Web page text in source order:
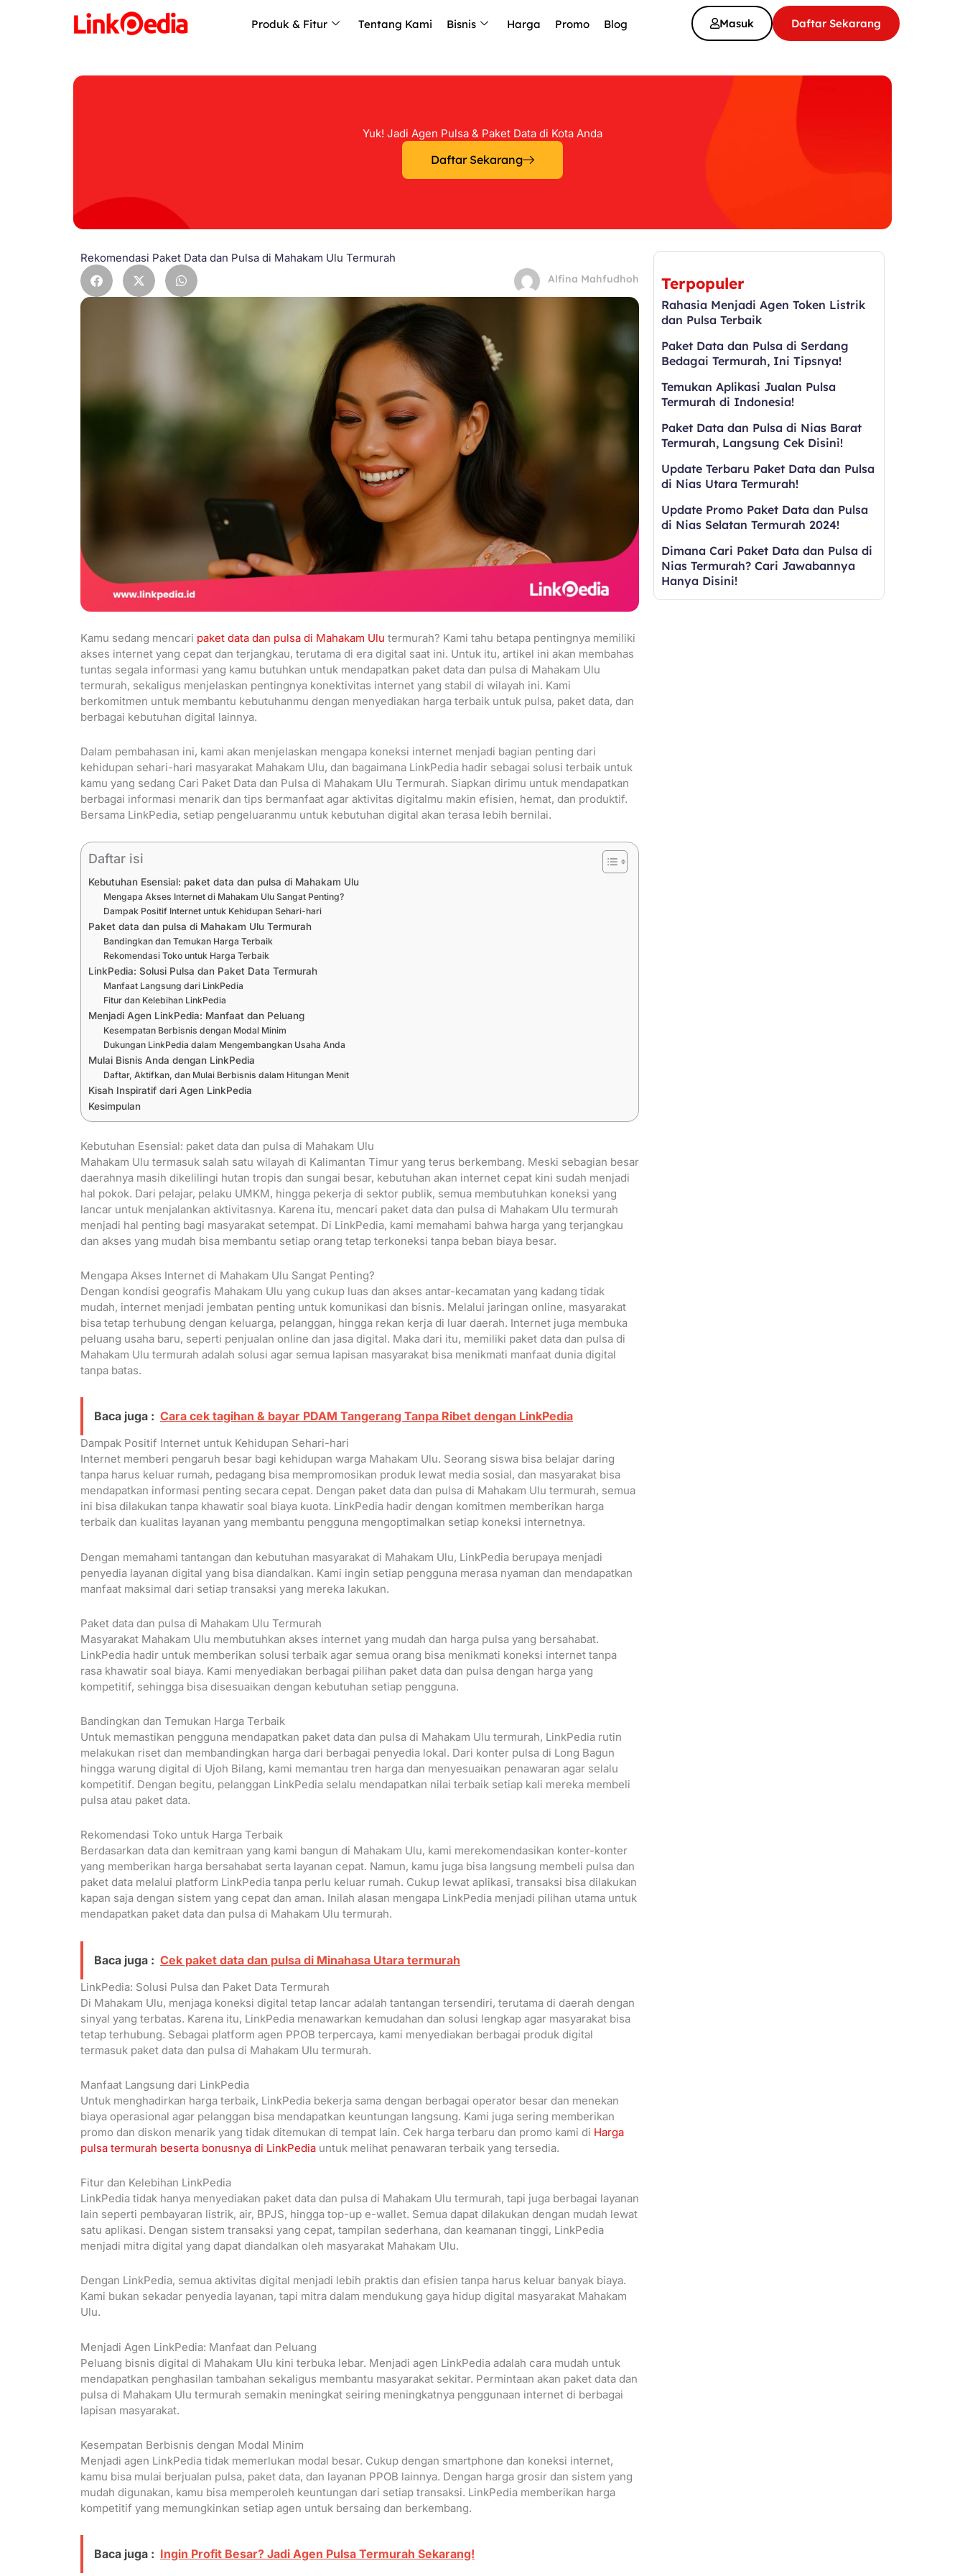
Daftar Sekarang
Masuk
Produk & Fitur Tentang Kami Bisnis Harga Promo Blog
Yuk! Jadi Agen Pulsa & Paket Data di Kota Anda
Daftar Sekarang
Rekomendasi Paket Data dan Pulsa di Mahakam Ulu Termurah
Alfina Mahfudhoh
Kamu sedang mencari paket data dan pulsa di Mahakam Ulu termurah? Kami tahu betapa pentingnya memiliki
akses internet yang cepat dan terjangkau, terutama di era digital saat ini. Untuk itu, artikel ini akan membahas
tuntas segala informasi yang kamu butuhkan untuk mendapatkan paket data dan pulsa di Mahakam Ulu
termurah, sekaligus menjelaskan pentingnya konektivitas internet yang stabil di wilayah ini. Kami
berkomitmen untuk membantu kebutuhanmu dengan menyediakan harga terbaik untuk pulsa, paket data, dan
berbagai kebutuhan digital lainnya.
Dalam pembahasan ini, kami akan menjelaskan mengapa koneksi internet menjadi bagian penting dari
kehidupan sehari-hari masyarakat Mahakam Ulu, dan bagaimana LinkPedia hadir sebagai solusi terbaik untuk
kamu yang sedang Cari Paket Data dan Pulsa di Mahakam Ulu Termurah. Siapkan dirimu untuk mendapatkan
berbagai informasi menarik dan tips bermanfaat agar aktivitas digitalmu makin efisien, hemat, dan produktif.
Bersama LinkPedia, setiap pengeluaranmu untuk kebutuhan digital akan terasa lebih bernilai.
Daftar isi
Kebutuhan Esensial: paket data dan pulsa di Mahakam Ulu
Mengapa Akses Internet di Mahakam Ulu Sangat Penting?
Dampak Positif Internet untuk Kehidupan Sehari-hari
Paket data dan pulsa di Mahakam Ulu Termurah
Bandingkan dan Temukan Harga Terbaik
Rekomendasi Toko untuk Harga Terbaik
LinkPedia: Solusi Pulsa dan Paket Data Termurah
Manfaat Langsung dari LinkPedia
Fitur dan Kelebihan LinkPedia
Menjadi Agen LinkPedia: Manfaat dan Peluang
Kesempatan Berbisnis dengan Modal Minim
Dukungan LinkPedia dalam Mengembangkan Usaha Anda
Mulai Bisnis Anda dengan LinkPedia
Daftar, Aktifkan, dan Mulai Berbisnis dalam Hitungan Menit
Kisah Inspiratif dari Agen LinkPedia
Kesimpulan
Kebutuhan Esensial: paket data dan pulsa di Mahakam Ulu
Mahakam Ulu termasuk salah satu wilayah di Kalimantan Timur yang terus berkembang. Meski sebagian besar
daerahnya masih dikelilingi hutan tropis dan sungai besar, kebutuhan akan internet cepat kini sudah menjadi
hal pokok. Dari pelajar, pelaku UMKM, hingga pekerja di sektor publik, semua membutuhkan koneksi yang
lancar untuk menjalankan aktivitasnya. Karena itu, mencari paket data dan pulsa di Mahakam Ulu termurah
menjadi hal penting bagi masyarakat setempat. Di LinkPedia, kami memahami bahwa harga yang terjangkau
dan akses yang mudah bisa membantu setiap orang tetap terkoneksi tanpa beban biaya besar.
Mengapa Akses Internet di Mahakam Ulu Sangat Penting?
Dengan kondisi geografis Mahakam Ulu yang cukup luas dan akses antar-kecamatan yang kadang tidak
mudah, internet menjadi jembatan penting untuk komunikasi dan bisnis. Melalui jaringan online, masyarakat
bisa tetap terhubung dengan keluarga, pelanggan, hingga rekan kerja di luar daerah. Internet juga membuka
peluang usaha baru, seperti penjualan online dan jasa digital. Maka dari itu, memiliki paket data dan pulsa di
Mahakam Ulu termurah adalah solusi agar semua lapisan masyarakat bisa menikmati manfaat dunia digital
tanpa batas.
Baca juga : Cara cek tagihan & bayar PDAM Tangerang Tanpa Ribet dengan LinkPedia
Dampak Positif Internet untuk Kehidupan Sehari-hari
Internet memberi pengaruh besar bagi kehidupan warga Mahakam Ulu. Seorang siswa bisa belajar daring
tanpa harus keluar rumah, pedagang bisa mempromosikan produk lewat media sosial, dan masyarakat bisa
mendapatkan informasi penting secara cepat. Dengan paket data dan pulsa di Mahakam Ulu termurah, semua
ini bisa dilakukan tanpa khawatir soal biaya kuota. LinkPedia hadir dengan komitmen memberikan harga
terbaik dan kualitas layanan yang membantu pengguna mengoptimalkan setiap koneksi internetnya.
Dengan memahami tantangan dan kebutuhan masyarakat di Mahakam Ulu, LinkPedia berupaya menjadi
penyedia layanan digital yang bisa diandalkan. Kami ingin setiap pengguna merasa nyaman dan mendapatkan
manfaat maksimal dari setiap transaksi yang mereka lakukan.
Paket data dan pulsa di Mahakam Ulu Termurah
Masyarakat Mahakam Ulu membutuhkan akses internet yang mudah dan harga pulsa yang bersahabat.
LinkPedia hadir untuk memberikan solusi terbaik agar semua orang bisa menikmati koneksi internet tanpa
rasa khawatir soal biaya. Kami menyediakan berbagai pilihan paket data dan pulsa dengan harga yang
kompetitif, sehingga bisa disesuaikan dengan kebutuhan setiap pengguna.
Bandingkan dan Temukan Harga Terbaik
Untuk memastikan pengguna mendapatkan paket data dan pulsa di Mahakam Ulu termurah, LinkPedia rutin
melakukan riset dan membandingkan harga dari berbagai penyedia lokal. Dari konter pulsa di Long Bagun
hingga warung digital di Ujoh Bilang, kami memantau tren harga dan menyesuaikan penawaran agar selalu
kompetitif. Dengan begitu, pelanggan LinkPedia selalu mendapatkan nilai terbaik setiap kali mereka membeli
pulsa atau paket data.
Rekomendasi Toko untuk Harga Terbaik
Berdasarkan data dan kemitraan yang kami bangun di Mahakam Ulu, kami merekomendasikan konter-konter
yang memberikan harga bersahabat serta layanan cepat. Namun, kamu juga bisa langsung membeli pulsa dan
paket data melalui platform LinkPedia tanpa perlu keluar rumah. Cukup lewat aplikasi, transaksi bisa dilakukan
kapan saja dengan sistem yang cepat dan aman. Inilah alasan mengapa LinkPedia menjadi pilihan utama untuk
mendapatkan paket data dan pulsa di Mahakam Ulu termurah.
Baca juga : Cek paket data dan pulsa di Minahasa Utara termurah
LinkPedia: Solusi Pulsa dan Paket Data Termurah
Di Mahakam Ulu, menjaga koneksi digital tetap lancar adalah tantangan tersendiri, terutama di daerah dengan
sinyal yang terbatas. Karena itu, LinkPedia menawarkan kemudahan dan solusi lengkap agar masyarakat bisa
tetap terhubung. Sebagai platform agen PPOB terpercaya, kami menyediakan berbagai produk digital
termasuk paket data dan pulsa di Mahakam Ulu termurah.
Manfaat Langsung dari LinkPedia
Untuk menghadirkan harga terbaik, LinkPedia bekerja sama dengan berbagai operator besar dan menekan
biaya operasional agar pelanggan bisa mendapatkan keuntungan langsung. Kami juga sering memberikan
promo dan diskon menarik yang tidak ditemukan di tempat lain. Cek harga terbaru dan promo kami di Harga
pulsa termurah beserta bonusnya di LinkPedia untuk melihat penawaran terbaik yang tersedia.
Fitur dan Kelebihan LinkPedia
LinkPedia tidak hanya menyediakan paket data dan pulsa di Mahakam Ulu termurah, tapi juga berbagai layanan
lain seperti pembayaran listrik, air, BPJS, hingga top-up e-wallet. Semua dapat dilakukan dengan mudah lewat
satu aplikasi. Dengan sistem transaksi yang cepat, tampilan sederhana, dan keamanan tinggi, LinkPedia
menjadi mitra digital yang dapat diandalkan oleh masyarakat Mahakam Ulu.
Dengan LinkPedia, semua aktivitas digital menjadi lebih praktis dan efisien tanpa harus keluar banyak biaya.
Kami bukan sekadar penyedia layanan, tapi mitra dalam mendukung gaya hidup digital masyarakat Mahakam
Ulu.
Menjadi Agen LinkPedia: Manfaat dan Peluang
Peluang bisnis digital di Mahakam Ulu kini terbuka lebar. Menjadi agen LinkPedia adalah cara mudah untuk
mendapatkan penghasilan tambahan sekaligus membantu masyarakat sekitar. Permintaan akan paket data dan
pulsa di Mahakam Ulu termurah semakin meningkat seiring meningkatnya penggunaan internet di berbagai
lapisan masyarakat.
Kesempatan Berbisnis dengan Modal Minim
Menjadi agen LinkPedia tidak memerlukan modal besar. Cukup dengan smartphone dan koneksi internet,
kamu bisa mulai berjualan pulsa, paket data, dan layanan PPOB lainnya. Dengan harga grosir dan sistem yang
mudah digunakan, kamu bisa memperoleh keuntungan dari setiap transaksi. LinkPedia memberikan harga
kompetitif yang memungkinkan setiap agen untuk bersaing dan berkembang.
Baca juga : Ingin Profit Besar? Jadi Agen Pulsa Termurah Sekarang!
Terpopuler
Rahasia Menjadi Agen Token Listrik
dan Pulsa Terbaik
Paket Data dan Pulsa di Serdang
Bedagai Termurah, Ini Tipsnya!
Temukan Aplikasi Jualan Pulsa
Termurah di Indonesia!
Paket Data dan Pulsa di Nias Barat
Termurah, Langsung Cek Disini!
Update Terbaru Paket Data dan Pulsa
di Nias Utara Termurah!
Update Promo Paket Data dan Pulsa
di Nias Selatan Termurah 2024!
Dimana Cari Paket Data dan Pulsa di
Nias Termurah? Cari Jawabannya
Hanya Disini!